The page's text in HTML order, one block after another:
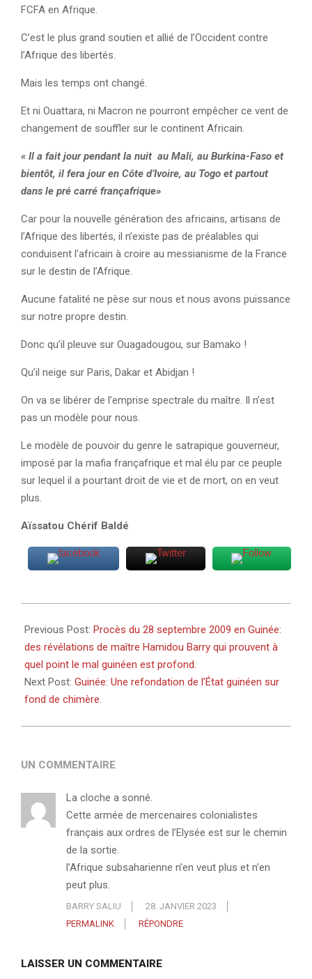
FCFA en Afrique.
C’est le plus grand soutien et allié de l’Occident contre
l’Afrique des libertés.
Mais les temps ont changé.
Et ni Ouattara, ni Macron ne pourront empêcher ce vent de
changement de souffler sur le continent Africain.
« Il a fait jour pendant la nuit au Mali, au Burkina-Faso et
bientôt, il fera jour en Côte d’Ivoire, au Togo et partout
dans le pré carré françafrique»
Car pour la nouvelle génération des africains, artisans de
l’Afrique des libertés, il n’existe pas de préalables qui
conduisent l’africain à croire au messianisme de la France
sur le destin de l’Afrique.
Aucune fatalité ne pèse sur nous et nous avons puissance
sur notre propre destin.
Donc qu’il pleuve sur Ouagadougou, sur Bamako !
Qu’il neige sur Paris, Dakar et Abidjan !
On va se libérer de l’emprise spectrale du maître. Il n’est
pas un modèle pour nous.
Le modèle de pouvoir du genre le satrapique gouverneur,
imposé par la mafia françafrique et mal élu par ce peuple
sur lequel il a pourtant droit de vie et de mort, on en veut
plus.
Aïssatou Chérif Baldé
01-
27
Previous Post: Procès du 28 septembre 2009 en Guinée:
des révélations de maître Hamidou Barry qui prouvent à
quel point le mal guinéen est profond.
Next Post: Guinée: Une refondation de l’État guinéen sur
fond de chimère.
UN COMMENTAIRE
La cloche a sonné.
Cette armée de mercenaires colonialistes
français aux ordres de l’Elysée est sur le chemin
de la sortie.
l’Afrique subsaharienne n’en veut plus et n’en
peut plus.
BARRY SALIU
28. JANVIER 2023
PERMALINK
RÉPONDRE
LAISSER UN COMMENTAIRE